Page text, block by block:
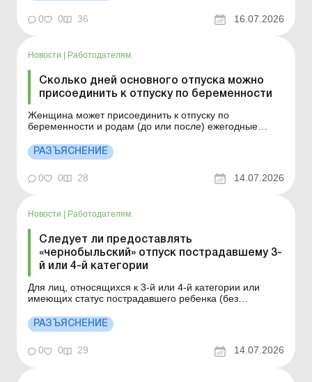
обязанности уплаты за себя ЕСВ до завершения
выплаты такого пособия. Б...
0 0 36 16.07.2026
Новости Работодателям.
Сколько дней основного отпуска можно
присоединить к отпуску по беременности
Женщина может присоединить к отпуску по
беременности и родам (до или после) ежегодные
продолжительности независимо от периода работы на
этом предприятии в текущем рабочем году. При этом
работодатель обязан предоставить ежегодные отпуска
в срок, о котором...
РАЗЪЯСНЕНИЕ
0 0 28 14.07.2026
Новости Работодателям.
Следует ли предоставлять
«чернобыльский» отпуск пострадавшему 3-
й или 4-й категории
Для лиц, относящихся к 3-й или 4-й категории или
имеющих статус пострадавшего ребенка (без
оплачиваемый отпуск не предусмотрено. Детали см.
ниже. Больше по теме: Льготы и компенсации для
полу...
РАЗЪЯСНЕНИЕ
0 0 29 14.07.2026